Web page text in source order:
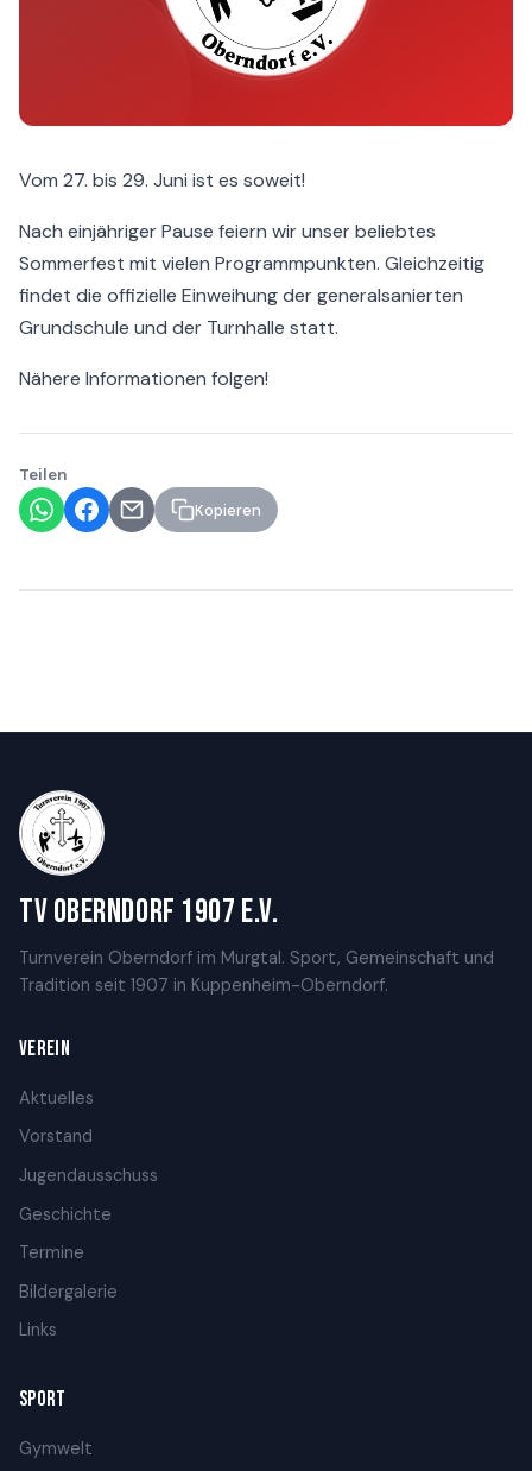
Vom 27. bis 29. Juni ist es soweit!
Nach einjähriger Pause feiern wir unser beliebtes
Sommerfest mit vielen Programmpunkten. Gleichzeitig
findet die offizielle Einweihung der generalsanierten
Grundschule und der Turnhalle statt.
Nähere Informationen folgen!
Teilen
Kopieren
TV Oberndorf 1907 e.V.
Turnverein Oberndorf im Murgtal. Sport, Gemeinschaft und
Tradition seit 1907 in Kuppenheim-Oberndorf.
VEREIN
Aktuelles
Vorstand
Jugendausschuss
Geschichte
Termine
Bildergalerie
Links
SPORT
Gymwelt